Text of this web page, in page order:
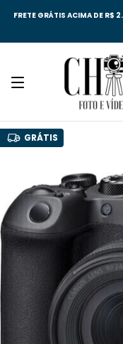
FRETE GRÁTIS ACIMA DE R$
GRÁTIS